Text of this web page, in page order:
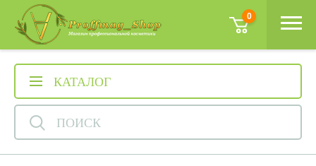
0
КАТАЛОГ
ПОИСК